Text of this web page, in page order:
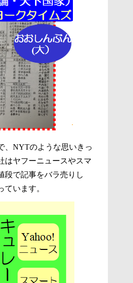
、NYTのような思いきっ
はヤフーニュースやスマ
段で記事をバラ売りし
います。